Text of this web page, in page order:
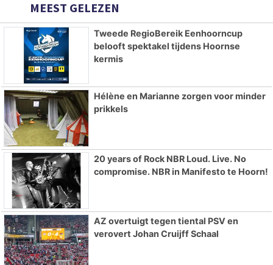
MEEST GELEZEN
Tweede RegioBereik Eenhoorncup
belooft spektakel tijdens Hoornse
kermis
Hélène en Marianne zorgen voor minder
prikkels
20 years of Rock NBR Loud. Live. No
compromise. NBR in Manifesto te Hoorn!
AZ overtuigt tegen tiental PSV en
verovert Johan Cruijff Schaal